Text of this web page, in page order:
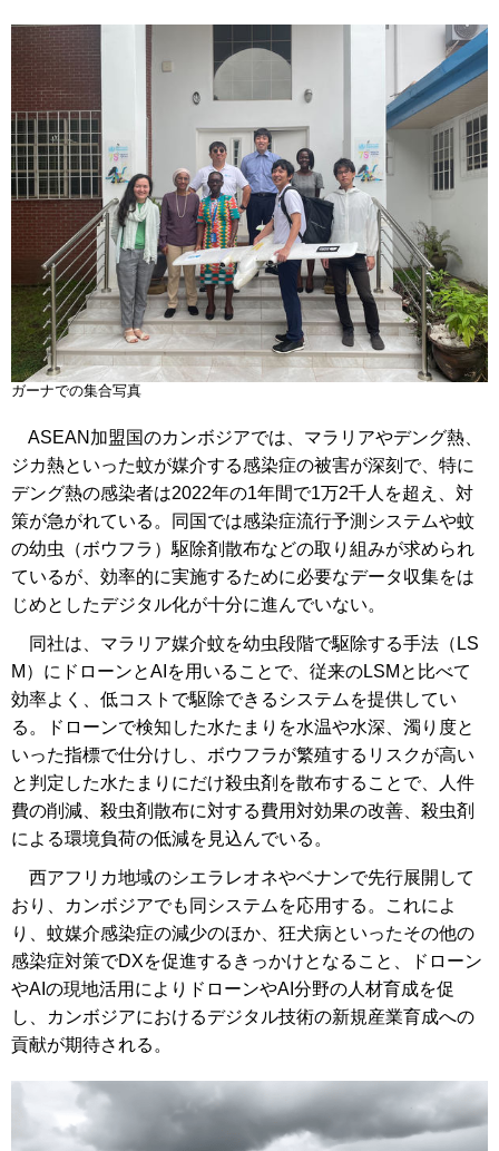
ガーナでの集合写真
ASEAN加盟国のカンボジアでは、マラリアやデング熱、
ジカ熱といった蚊が媒介する感染症の被害が深刻で、特に
デング熱の感染者は2022年の1年間で1万2千人を超え、対
策が急がれている。同国では感染症流行予測システムや蚊
の幼虫（ボウフラ）駆除剤散布などの取り組みが求められ
ているが、効率的に実施するために必要なデータ収集をは
じめとしたデジタル化が十分に進んでいない。
同社は、マラリア媒介蚊を幼虫段階で駆除する手法（LS
M）にドローンとAIを用いることで、従来のLSMと比べて
効率よく、低コストで駆除できるシステムを提供してい
る。ドローンで検知した水たまりを水温や水深、濁り度と
いった指標で仕分けし、ボウフラが繁殖するリスクが高い
と判定した水たまりにだけ殺虫剤を散布することで、人件
費の削減、殺虫剤散布に対する費用対効果の改善、殺虫剤
による環境負荷の低減を見込んでいる。
西アフリカ地域のシエラレオネやベナンで先行展開して
おり、カンボジアでも同システムを応用する。これによ
り、蚊媒介感染症の減少のほか、狂犬病といったその他の
感染症対策でDXを促進するきっかけとなること、ドローン
やAIの現地活用によりドローンやAI分野の人材育成を促
し、カンボジアにおけるデジタル技術の新規産業育成への
貢献が期待される。